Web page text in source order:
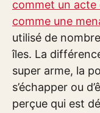
commet un acte
comme une
utilisé de
îles. La
super arme, la
s’échapper ou
perçue qui est